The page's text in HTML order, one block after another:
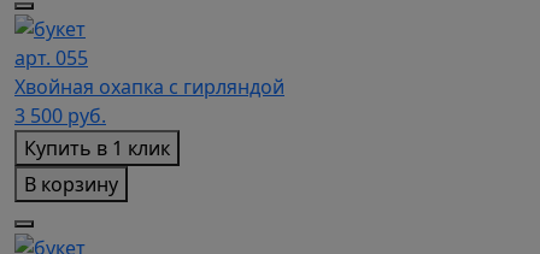
арт. 055
Хвойная охапка с гирляндой
3 500 руб.
Купить в 1 клик
В корзину